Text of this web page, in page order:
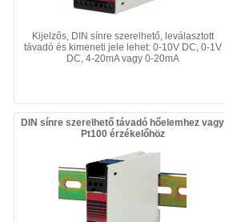
Kijelzős, DIN sínre szerelhető, leválasztott
távadó és kimeneti jele lehet: 0-10V DC, 0-1V
DC, 4-20mA vagy 0-20mA
DIN sínre szerelhető távadó hőelemhez vagy
Pt100 érzékelőhöz